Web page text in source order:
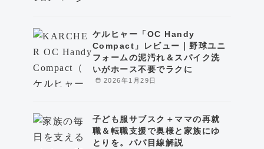
2026年1月29日
ケルヒャー「OC Handy
Compact」レビュー｜野球ユニ
フォームの泥汚れ＆スパイク洗
いがホース不要でラクに
子ども服サブスク＋ママの再就
職＆転職支援で奥様と家族にゆ
とりを。パパ目線解説